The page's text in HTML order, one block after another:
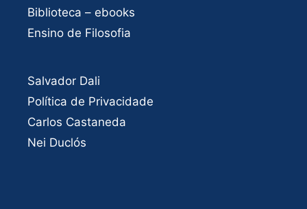
Biblioteca – ebooks
Ensino de Filosofia
Salvador Dali
Política de Privacidade
Carlos Castaneda
Nei Duclós